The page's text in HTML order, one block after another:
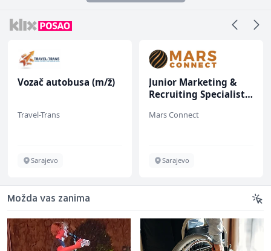
Vozač autobusa (m/ž)
Travel-Trans
Sarajevo
Junior Marketing &
Recruiting Specialist
Mars Connect
Sarajevo
Možda vas zanima